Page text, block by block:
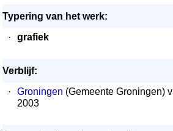
Typering van het werk:
·
grafiek
Verblijf:
·
Groningen (Gemeente Groningen)
2003